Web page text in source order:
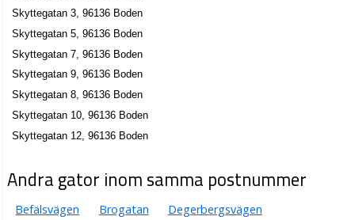
Skyttegatan 3, 96136 Boden
Skyttegatan 5, 96136 Boden
Skyttegatan 7, 96136 Boden
Skyttegatan 9, 96136 Boden
Skyttegatan 8, 96136 Boden
Skyttegatan 10, 96136 Boden
Skyttegatan 12, 96136 Boden
Andra gator inom samma postnummer
Befälsvägen Brogatan
Degerbergsvägen